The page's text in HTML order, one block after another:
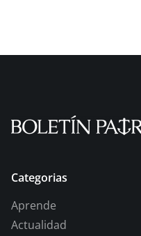
Categorias
Aprende
Actualidad